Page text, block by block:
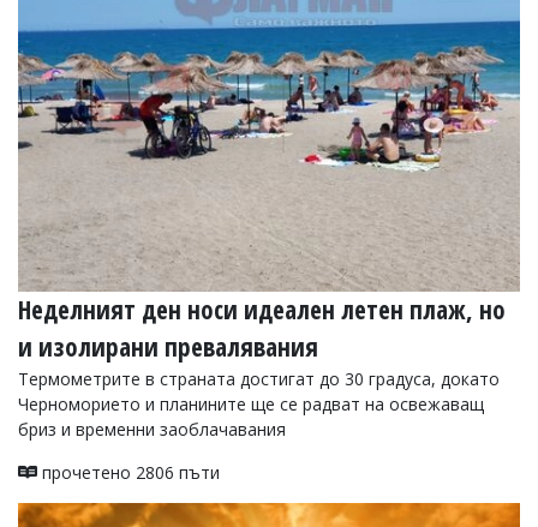
Неделният ден носи идеален летен плаж, но
и изолирани превалявания
Термометрите в страната достигат до 30 градуса, докато
Черноморието и планините ще се радват на освежаващ
бриз и временни заоблачавания
прочетено 2806 пъти